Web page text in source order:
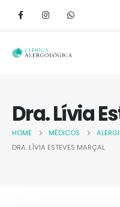
Dra. Lívia
HOME MÉDICOS
DRA. LÍVIA ESTEVES MARÇAL